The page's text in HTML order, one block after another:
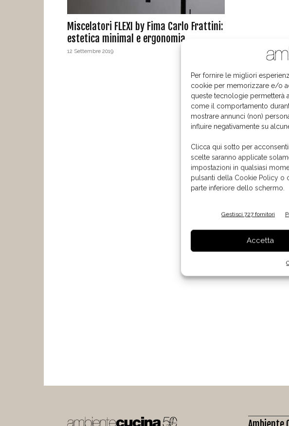
Per fornire le migliori
cookie per memorizzare e/o
queste tecnologie permetterà
come il comportamento
mostrare annunci (non)
influire negativamente su
Clicca qui sotto per
scelte saranno applicate
impostazioni in qualsiasi
pulsanti della Cookie Policy o
parte inferiore dello schermo.
Gestisci 727 fornitori
Accetta
Miscelatori FLEXI by Fima Carlo Frattini:
estetica minimal e ergonomia
12 Settembre 2019